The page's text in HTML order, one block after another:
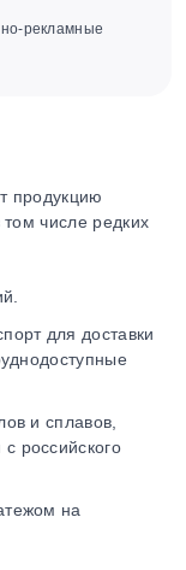
рекламные
продукцию
числе редких
для доставки
и сплавов,
российского
на